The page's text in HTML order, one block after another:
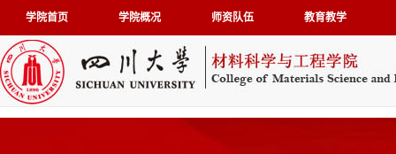
学院首页 学院概况 师资队伍 教育教学